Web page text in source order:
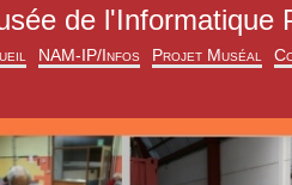
de l'Informatique
NAM-IP/Infos Projet Muséal